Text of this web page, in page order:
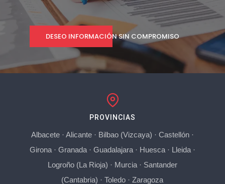
DESEO INFORMACIÓN SIN COMPROMISO
PROVINCIAS
Albacete· Alicante· Bilbao (Vizcaya) · Castellón·
Girona· Granada· Guadalajara· Huesca· Lleida·
Logroño (La Rioja) · Murcia· Santander
(Cantabria) ·Toledo ·Zaragoza